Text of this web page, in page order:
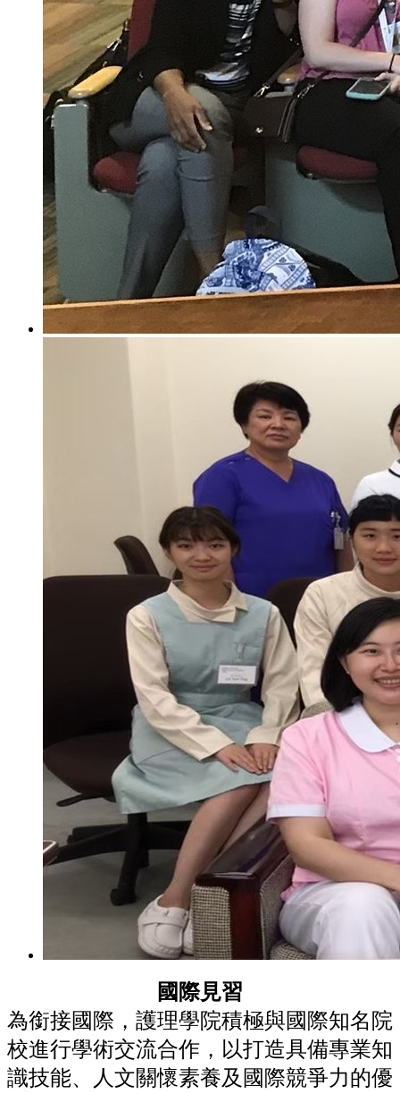
國際見習
為銜接國際，護理學院積極與國際知名院
校進行學術交流合作，以打造具備專業知
識技能、
人文關懷素養及國際競爭力的優